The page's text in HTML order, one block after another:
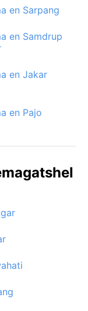
en Sarpang
en Samdrup
en Jakar
en Pajo